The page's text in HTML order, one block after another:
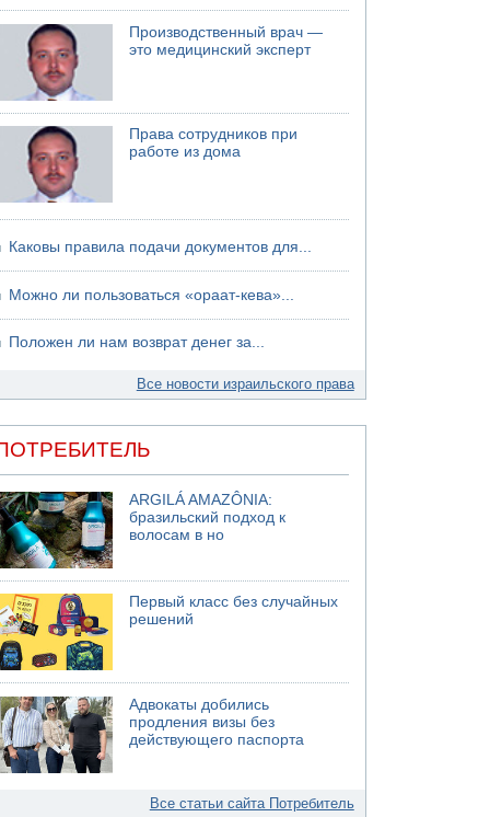
Производственный врач —
это медицинский эксперт
Права сотрудников при
работе из дома
Каковы правила подачи документов для...
Можно ли пользоваться «ораат-кева»...
Положен ли нам возврат денег за...
Все новости израильского права
ARGILÁ AMAZÔNIA:
бразильский подход к
волосам в но
Первый класс без случайных
решений
Адвокаты добились
продления визы без
действующего паспорта
Все статьи сайта Потребитель